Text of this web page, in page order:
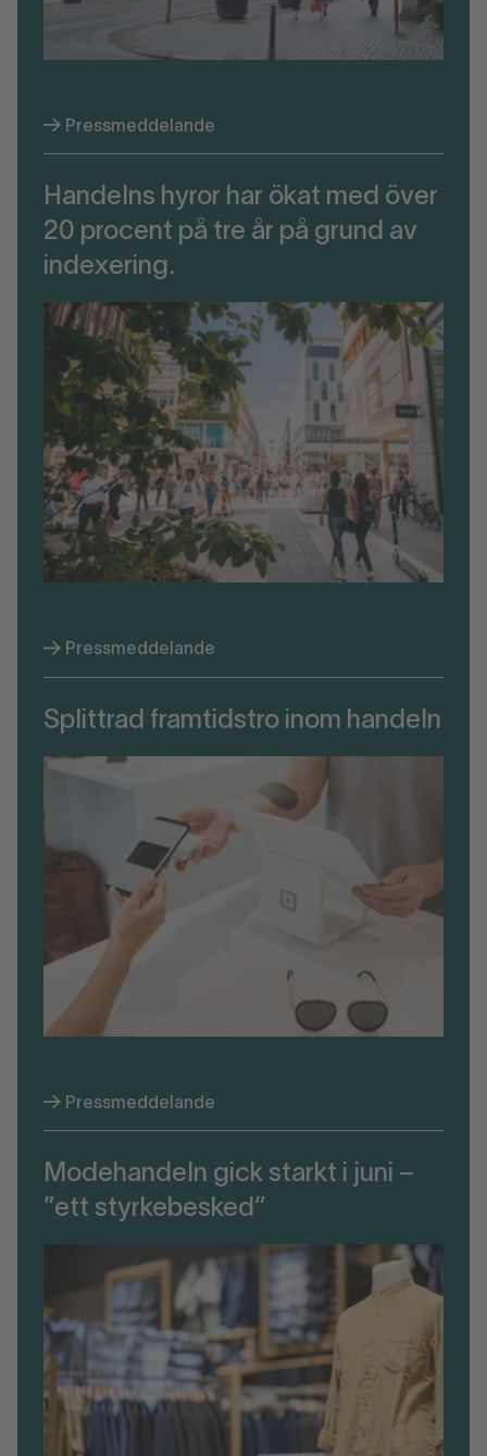
Pressmeddelande
Handelns hyror har ökat med över
20 procent på tre år på grund av
indexering.
Pressmeddelande
Splittrad framtidstro inom handeln
Pressmeddelande
Modehandeln gick starkt i juni –
”ett styrkebesked”